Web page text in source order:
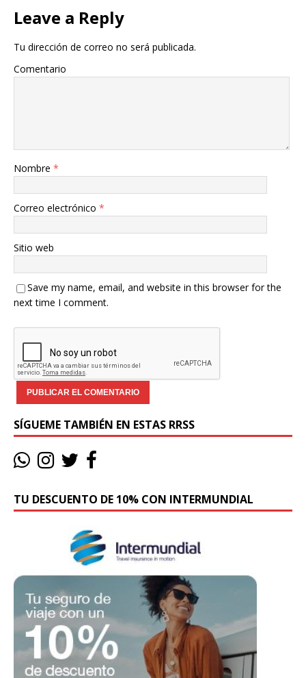
Leave a Reply
Tu dirección de correo no será publicada.
Comentario
Nombre *
Correo electrónico *
Sitio web
Save my name, email, and website in this browser for the
next time I comment.
SÍGUEME TAMBIÉN EN ESTAS RRSS
TU DESCUENTO DE 10% CON INTERMUNDIAL